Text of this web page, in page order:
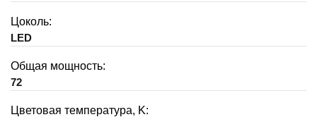
Цоколь:
LED
Общая мощность:
72
Цветовая температура, K: